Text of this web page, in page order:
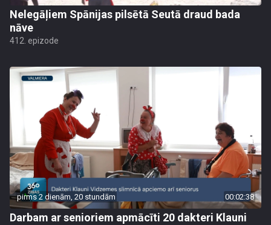
Nelegāļiem Spānijas pilsētā Seutā draud bada
nāve
412. epizode
pirms 2 dienām, 20 stundām 00:02:38
Darbam ar senioriem apmācīti 20 dakteri Klauni